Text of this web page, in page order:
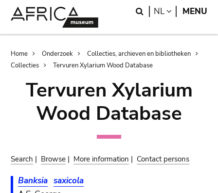
Search
NL LANGUAGE
MENU
Breadcrumb
Home Onderzoek
Collecties, archieven en bibliotheken
Collecties
Tervuren Xylarium Wood Database
Tervuren Xylarium
Wood Database
Search | Browse | More information | Contact persons
Banksia saxicola